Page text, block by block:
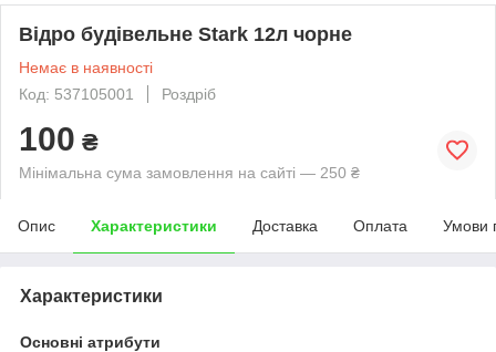
Відро будівельне Stark 12л чорне
Немає в наявності
Код: 537105001
Роздріб
100 ₴
Мінімальна сума замовлення на сайті — 250 ₴
Опис Характеристики Доставка Оплата Умови
Характеристики
Основні атрибути